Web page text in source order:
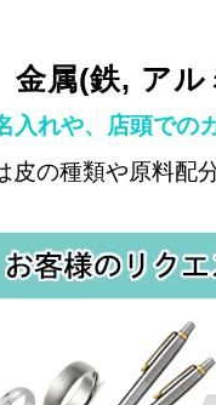
金属(鉄, アル
入れや、店頭での
皮の種類や原料配